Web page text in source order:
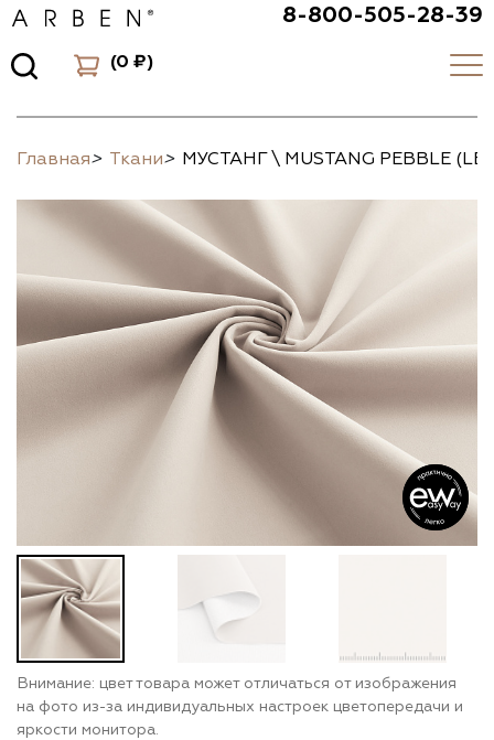
8-800-505-28-39
(0 ₽)
Главная> Ткани> МУСТАНГ \ MUSTANG PEBBLE (LE)
Внимание: цвет товара может отличаться от изображения
на фото из-за индивидуальных настроек цветопередачи и
яркости монитора.